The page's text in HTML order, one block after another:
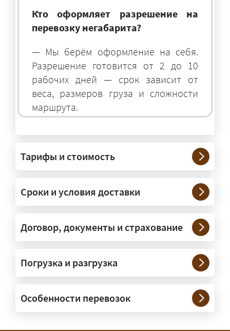
Кто оформляет разрешение на
перевозку негабарита?
— Мы берём оформление на себя.
Разрешение готовится от 2 до 10
рабочих дней — срок зависит от
веса, размеров груза и сложности
маршрута.
— На тралах и низкорамниках —
платформах, рассчитанных на
крупногабаритную технику и
конструкции. Транспорт подбираем
под конкретные размеры и вес груза.
сопровождение?
организуем. Потребность в машинах
прикрытия зависит от габаритов
груза и маршрута; это определяется
Тарифы и стоимость
Сроки и условия доставки
Договор, документы и страхование
Погрузка и разгрузка
Особенности перевозок